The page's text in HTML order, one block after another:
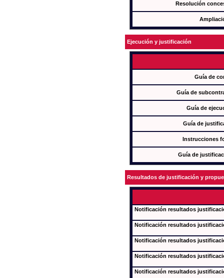
Resolución
Ejecución y justificación
Guía de
Guía de
Guía de
Guía de
Instrucciones
Guía de
Resultados de justificación y
Notificación resultados
Notificación resultados
Notificación resultados
Notificación resultados
Notificación resultados